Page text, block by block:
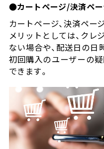
●カートページ/決済ペ
カートページ、決済ペー
メリットとしては、クレ
ない場合や、配送日の日
初回購入のユーザーの
できます。